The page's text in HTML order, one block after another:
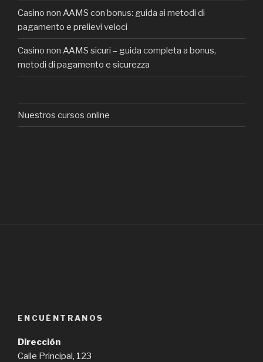
Casino non AAMS con bonus: guida ai metodi di
pagamento e prelievi veloci
Casino non AAMS sicuri – guida completa a bonus,
metodi di pagamento e sicurezza
Nuestros cursos online
ENCUÉNTRANOS
Dirección
Calle Principal, 123